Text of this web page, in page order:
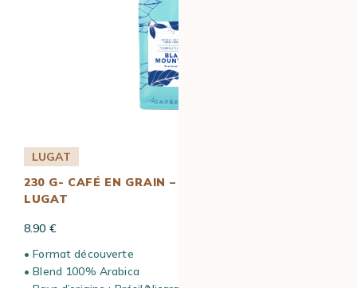
LUGAT
230 G- CAFÉ EN GRAIN – BLACK MOUNTAINS –
LUGAT
8.90 €
• Format découverte
• Blend 100% Arabica